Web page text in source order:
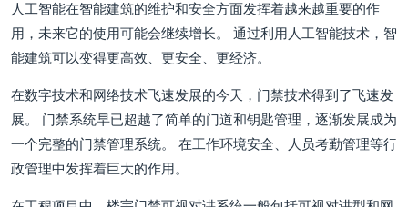
人工智能在智能建筑的维护和安全方面发挥着越来越重要的作
用，未来它的使用可能会继续增长。 通过利用人工智能技术，智
能建筑可以变得更高效、更安全、更经济。
在数字技术和网络技术飞速发展的今天，门禁技术得到了飞速发
展。 门禁系统早已超越了简单的门道和钥匙管理，逐渐发展成为
一个完整的门禁管理系统。 在工作环境安全、人员考勤管理等行
政管理中发挥着巨大的作用。